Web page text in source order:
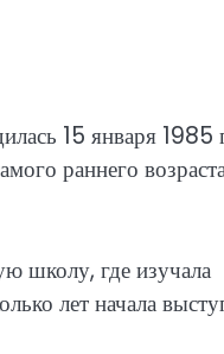
15 января 1985
раннего
школу, где изучала
лет начала